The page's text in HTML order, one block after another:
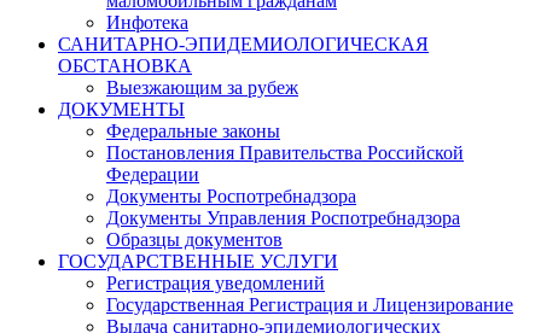
Инфотека
САНИТАРНО-ЭПИДЕМИОЛОГИЧЕСКАЯ
ОБСТАНОВКА
Выезжающим за рубеж
ДОКУМЕНТЫ
Федеральные законы
Постановления Правительства Российской
Федерации
Документы Роспотребнадзора
Документы Управления Роспотребнадзора
Образцы документов
ГОСУДАРСТВЕННЫЕ УСЛУГИ
Регистрация уведомлений
Государственная Регистрация и Лицензирование
Выдача санитарно-эпидемиологических